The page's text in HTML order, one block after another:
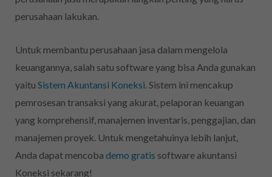
perusahaan lakukan.
Untuk membantu perusahaan jasa dalam mengelola
keuangannya, salah satu software yang bisa Anda gunakan
yaitu Sistem Akuntansi Koneksi. Sistem ini mencakup
pemrosesan transaksi yang akurat, pelaporan keuangan
yang komprehensif, manajemen inventaris, penggajian, dan
manajemen proyek. Untuk mengetahuinya lebih lanjut,
Anda dapat mencoba demo gratis software akuntansi
Koneksi sekarang!